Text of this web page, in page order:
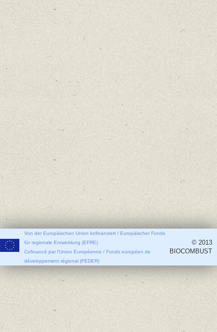
Von der Europäischen Union kofinanziert / Europäischer Fonds
für regionale Entwicklung (EFRE)
Cofinancé par l'Union Européenne / Fonds européen de
développement régional (FEDER)
© 2013
BIOCOMBUST